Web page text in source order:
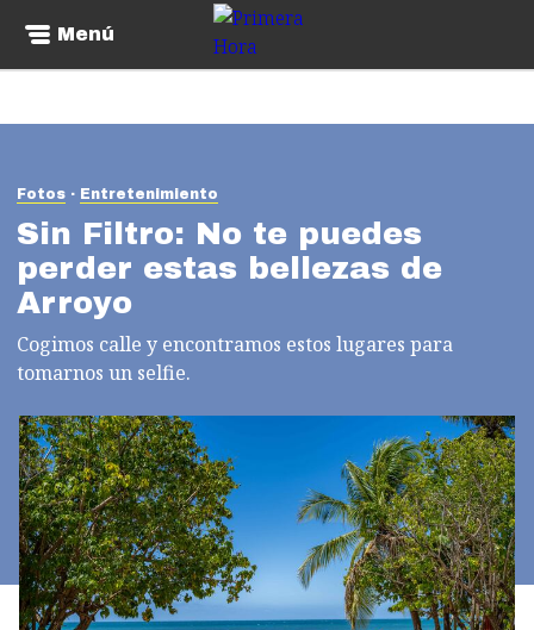
Menú
Fotos Entretenimiento
Sin Filtro: No te puedes
perder estas bellezas de
Arroyo
Cogimos calle y encontramos estos lugares para
tomarnos un selfie.